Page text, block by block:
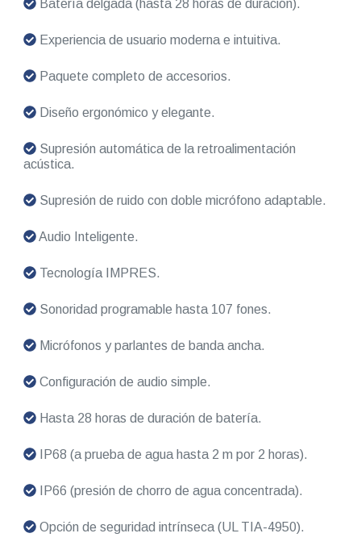
Batería delgada (hasta 28 horas de duración).
Experiencia de usuario moderna e intuitiva.
Paquete completo de accesorios.
Diseño ergonómico y elegante.
Supresión automática de la retroalimentación
acústica.
Supresión de ruido con doble micrófono adaptable.
Audio Inteligente.
Tecnología IMPRES.
Sonoridad programable hasta 107 fones.
Micrófonos y parlantes de banda ancha.
Configuración de audio simple.
Hasta 28 horas de duración de batería.
IP68 (a prueba de agua hasta 2 m por 2 horas).
IP66 (presión de chorro de agua concentrada).
Opción de seguridad intrínseca (UL TIA-4950).